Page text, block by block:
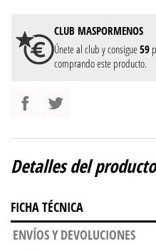
CLUB MASPORMENOS
Únete al club y consigue59
comprando este producto.
Detalles del producto
FICHA TÉCNICA
ENVÍOS Y DEVOLUCIONES